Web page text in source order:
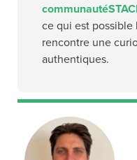
ce qui est
rencontre une
authentiques.